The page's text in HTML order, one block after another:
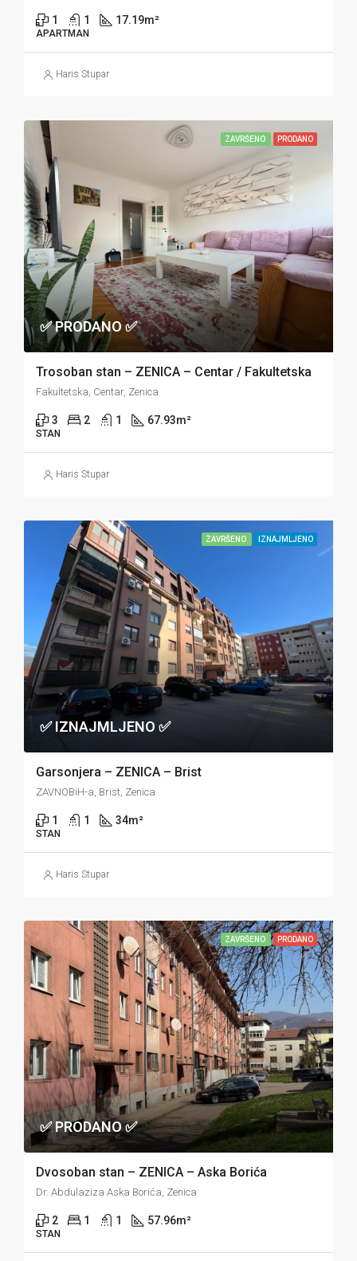
1 1 17.19m²
APARTMAN
Haris Stupar
ZAVRŠENO PRODANO
✅ PRODANO ✅
Trosoban stan – ZENICA – Centar / Fakultetska
Fakultetska, Centar, Zenica
3 2 1 67.93m²
STAN
Haris Stupar
ZAVRŠENO IZNAJMLJENO
✅ IZNAJMLJENO ✅
Garsonjera – ZENICA – Brist
ZAVNOBiH-a, Brist, Zenica
1 1 34m²
STAN
Haris Stupar
ZAVRŠENO PRODANO
✅ PRODANO ✅
Dvosoban stan – ZENICA – Aska Borića
Dr. Abdulaziza Aska Borića, Zenica
2 1 1 57.96m²
STAN